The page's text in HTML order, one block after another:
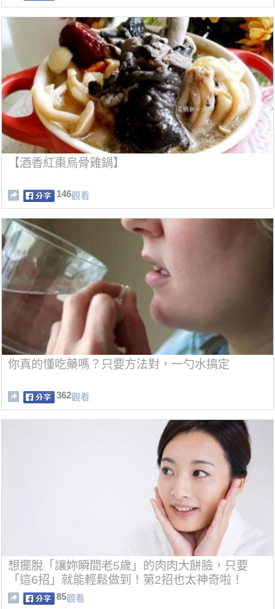
【酒香紅棗烏骨雞鍋】
146觀看
你真的懂吃藥嗎？只要方法對，一勺水搞定
362觀看
想擺脫「讓妳瞬間老5歲」的肉肉大餅臉，只要
「這6招」就能輕鬆做到！第2招也太神奇啦！
85觀看